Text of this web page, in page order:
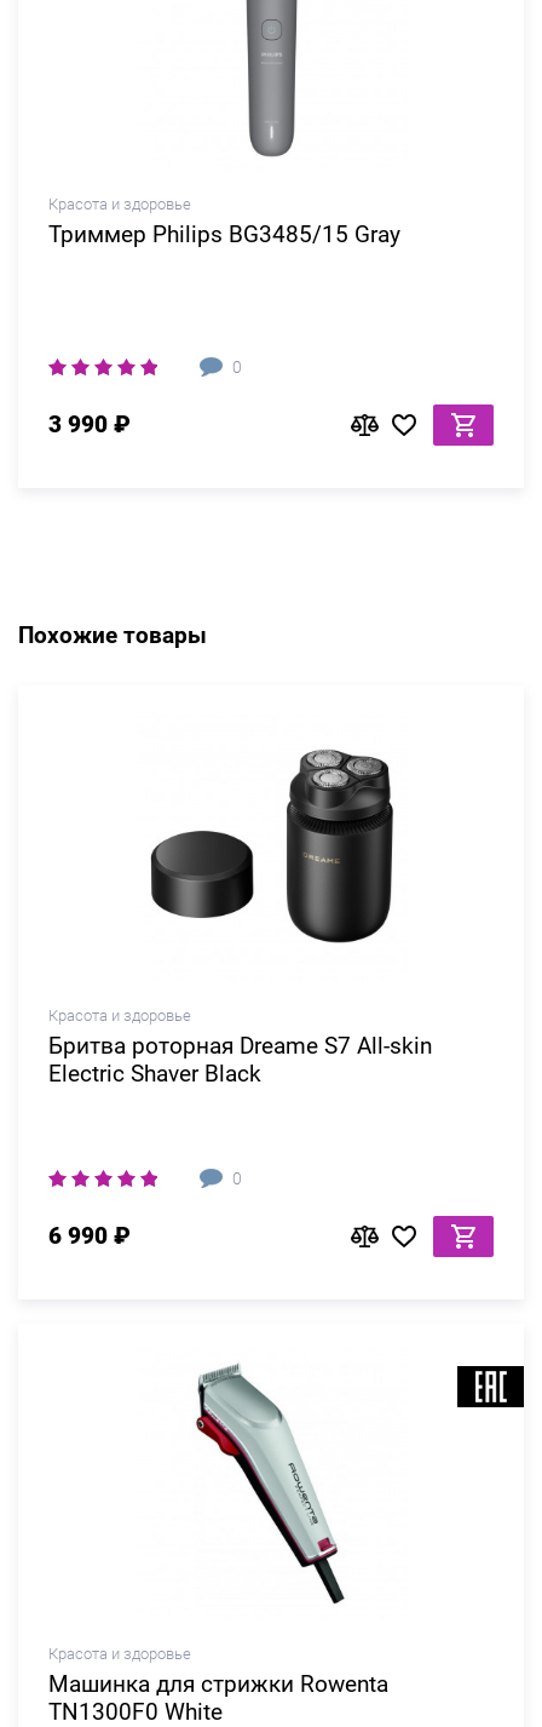
Красота и здоровье
Триммер Philips BG3485/15 Gray
0
3 990 ₽
Похожие товары
Красота и здоровье
Бритва роторная Dreame S7 All-skin
Electric Shaver Black
0
6 990 ₽
Красота и здоровье
Машинка для стрижки Rowenta
TN1300F0 White